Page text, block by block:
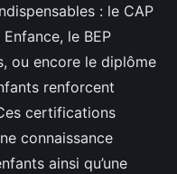
: le CAP
le BEP
ou encore le diplôme
renforcent
certifications
connaissance
ainsi qu’une